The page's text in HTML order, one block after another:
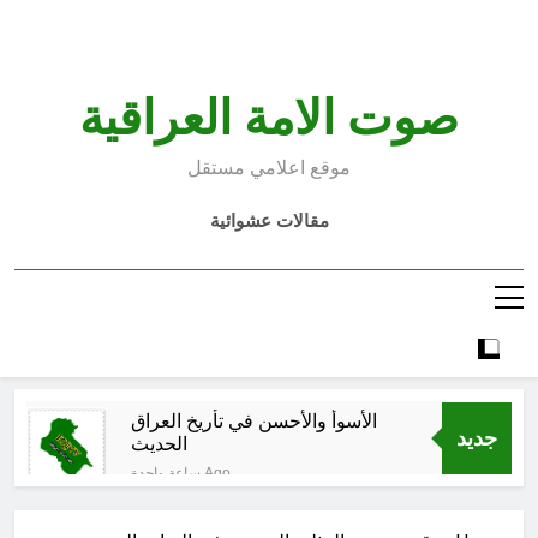
صوت الامة العراقية
موقع اعلامي مستقل
مقالات عشوائية
جديد
الأسوأ والأحسن في تأريخ العراق
الحديث
ساعة واحدة Ago